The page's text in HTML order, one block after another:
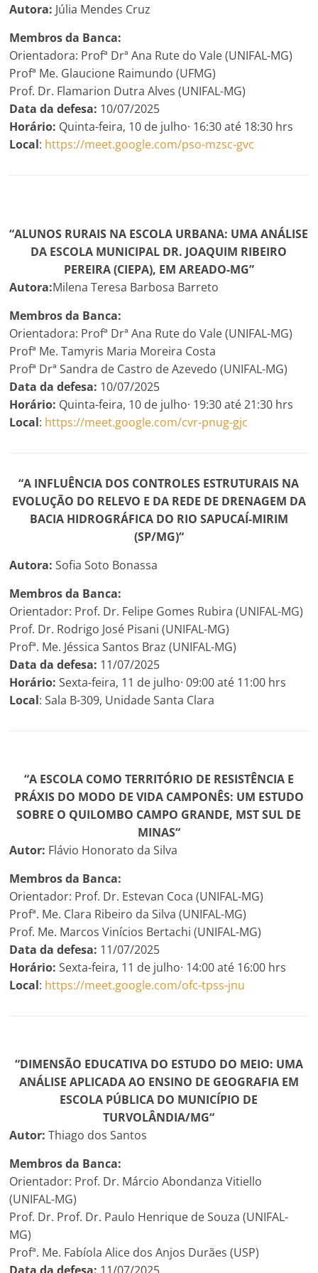
Autora: Júlia Mendes Cruz
Membros da Banca:
Orientadora: Profª Drª Ana Rute do Vale (UNIFAL-MG)
Profª Me. Glaucione Raimundo (UFMG)
Prof. Dr. Flamarion Dutra Alves (UNIFAL-MG)
Data da defesa: 10/07/2025
Horário: Quinta-feira, 10 de julho· 16:30 até 18:30 hrs
Local: https://meet.google.com/pso-mzsc-gvc
“ALUNOS RURAIS NA ESCOLA URBANA: UMA ANÁLISE
DA ESCOLA MUNICIPAL DR. JOAQUIM RIBEIRO
PEREIRA (CIEPA), EM AREADO-MG”
Autora:Milena Teresa Barbosa Barreto
Membros da Banca:
Orientadora: Profª Drª Ana Rute do Vale (UNIFAL-MG)
Profª Me. Tamyris Maria Moreira Costa
Profª Drª Sandra de Castro de Azevedo (UNIFAL-MG)
Data da defesa: 10/07/2025
Horário: Quinta-feira, 10 de julho· 19:30 até 21:30 hrs
Local: https://meet.google.com/cvr-pnug-gjc
“A INFLUÊNCIA DOS CONTROLES ESTRUTURAIS NA
EVOLUÇÃO DO RELEVO E DA REDE DE DRENAGEM DA
BACIA HIDROGRÁFICA DO RIO SAPUCAÍ-MIRIM
(SP/MG)“
Autora:Sofia Soto Bonassa
Membros da Banca:
Orientador: Prof. Dr. Felipe Gomes Rubira (UNIFAL-MG)
Prof. Dr. Rodrigo José Pisani (UNIFAL-MG)
Profª. Me. Jéssica Santos Braz (UNIFAL-MG)
Data da defesa: 11/07/2025
Horário: Sexta-feira, 11 de julho· 09:00 até 11:00 hrs
Local: Sala B-309, Unidade Santa Clara
“A ESCOLA COMO TERRITÓRIO DE RESISTÊNCIA E
PRÁXIS DO MODO DE VIDA CAMPONÊS: UM ESTUDO
SOBRE O QUILOMBO CAMPO GRANDE, MST SUL DE
MINAS“
Autor: Flávio Honorato da Silva
Membros da Banca:
Orientador: Prof. Dr. Estevan Coca (UNIFAL-MG)
Profª. Me. Clara Ribeiro da Silva (UNIFAL-MG)
Prof. Me. Marcos Vinícios Bertachi (UNIFAL-MG)
Data da defesa: 11/07/2025
Horário: Sexta-feira, 11 de julho· 14:00 até 16:00 hrs
Local: https://meet.google.com/ofc-tpss-jnu
“DIMENSÃO EDUCATIVA DO ESTUDO DO MEIO: UMA
ANÁLISE APLICADA AO ENSINO DE GEOGRAFIA EM
ESCOLA PÚBLICA DO MUNICÍPIO DE
TURVOLÂNDIA/MG“
Autor:Thiago dos Santos
Membros da Banca:
Orientador: Prof. Dr. Márcio Abondanza Vitiello
(UNIFAL-MG)
Prof. Dr. Prof. Dr. Paulo Henrique de Souza (UNIFAL-
MG)
Profª. Me. Fabíola Alice dos Anjos Durães (USP)